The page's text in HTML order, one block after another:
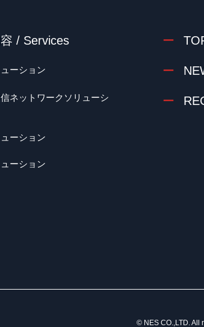
/ Services
ーション
ネットワークソリューシ
ーション
ーション
© NES CO.,LTD. All